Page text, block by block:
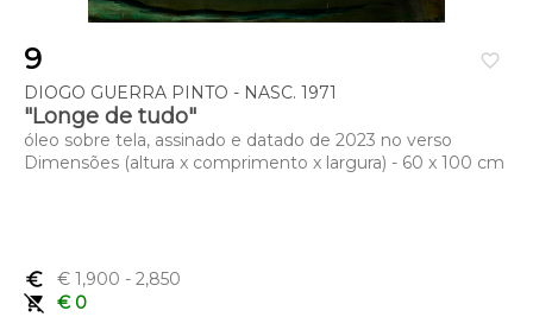
favorite_border
9
DIOGO GUERRA PINTO - NASC. 1971
"Longe de tudo"
óleo sobre tela, assinado e datado de 2023 no verso
Dimensões (altura x comprimento x largura) - 60 x 100 cm
euro_symbol € 1,900 - 2,850
remove_shopping_cart
€ 0